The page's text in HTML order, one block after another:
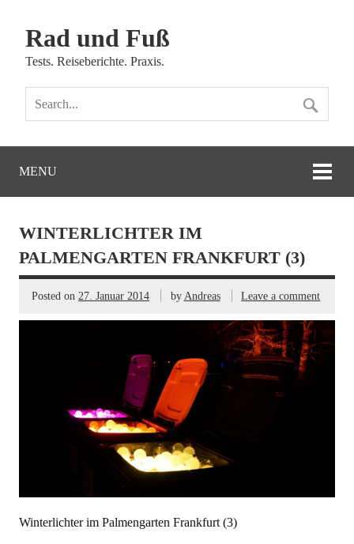
Rad und Fuß
Tests. Reiseberichte. Praxis.
MENU
WINTERLICHTER IM
PALMENGARTEN FRANKFURT (3)
Posted on 27. Januar 2014 byAndreas Leave a comment
Winterlichter im Palmengarten Frankfurt (3)